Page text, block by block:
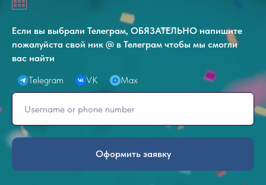
Если вы выбрали Телеграм, ОБЯЗАТЕЛЬНО напишите
пожалуйста свой ник @ в Телеграм чтобы мы смогли
вас найти
Telegram
VK Max
Оформить заявку